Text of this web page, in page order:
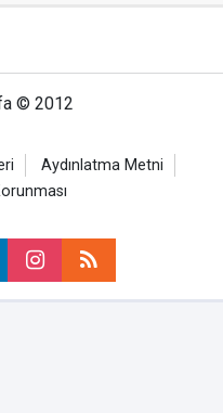
© 2012
Aydınlatma Metni